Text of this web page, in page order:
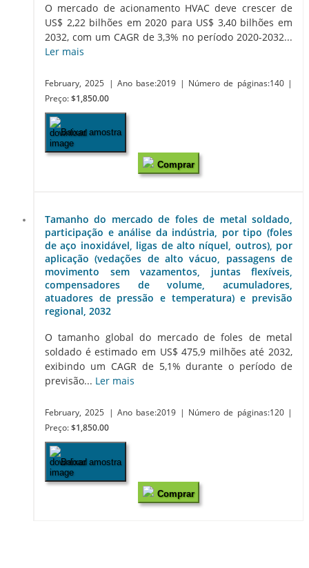
O mercado de acionamento HVAC deve crescer de
US$ 2,22 bilhões em 2020 para US$ 3,40 bilhões em
2032, com um CAGR de 3,3% no período 2020-2032...
Ler mais
February, 2025 | Ano base:2019 | Número de páginas:140 |
Preço: $1,850.00
Baixar amostra
Comprar
Tamanho do mercado de foles de metal soldado,
participação e análise da indústria, por tipo (foles
de aço inoxidável, ligas de alto níquel, outros), por
aplicação (vedações de alto vácuo, passagens de
movimento sem vazamentos, juntas flexíveis,
compensadores de volume, acumuladores,
atuadores de pressão e temperatura) e previsão
regional, 2032
O tamanho global do mercado de foles de metal
soldado é estimado em US$ 475,9 milhões até 2032,
exibindo um CAGR de 5,1% durante o período de
previsão... Ler mais
February, 2025 | Ano base:2019 | Número de páginas:120 |
Preço: $1,850.00
Baixar amostra
Comprar